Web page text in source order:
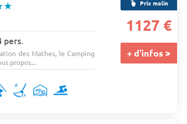
pers.
des Mathes, le Camping
propos...
Prix malin
1127 €
+ d'infos >